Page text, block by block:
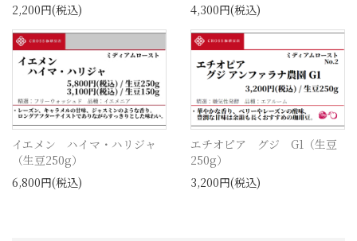
2,200円(税込)
4,300円(税込)
イエメン ハイマ・ハリジャ
（生豆250g）
6,800円(税込)
エチオピア グジ G1（生豆
250g）
3,200円(税込)